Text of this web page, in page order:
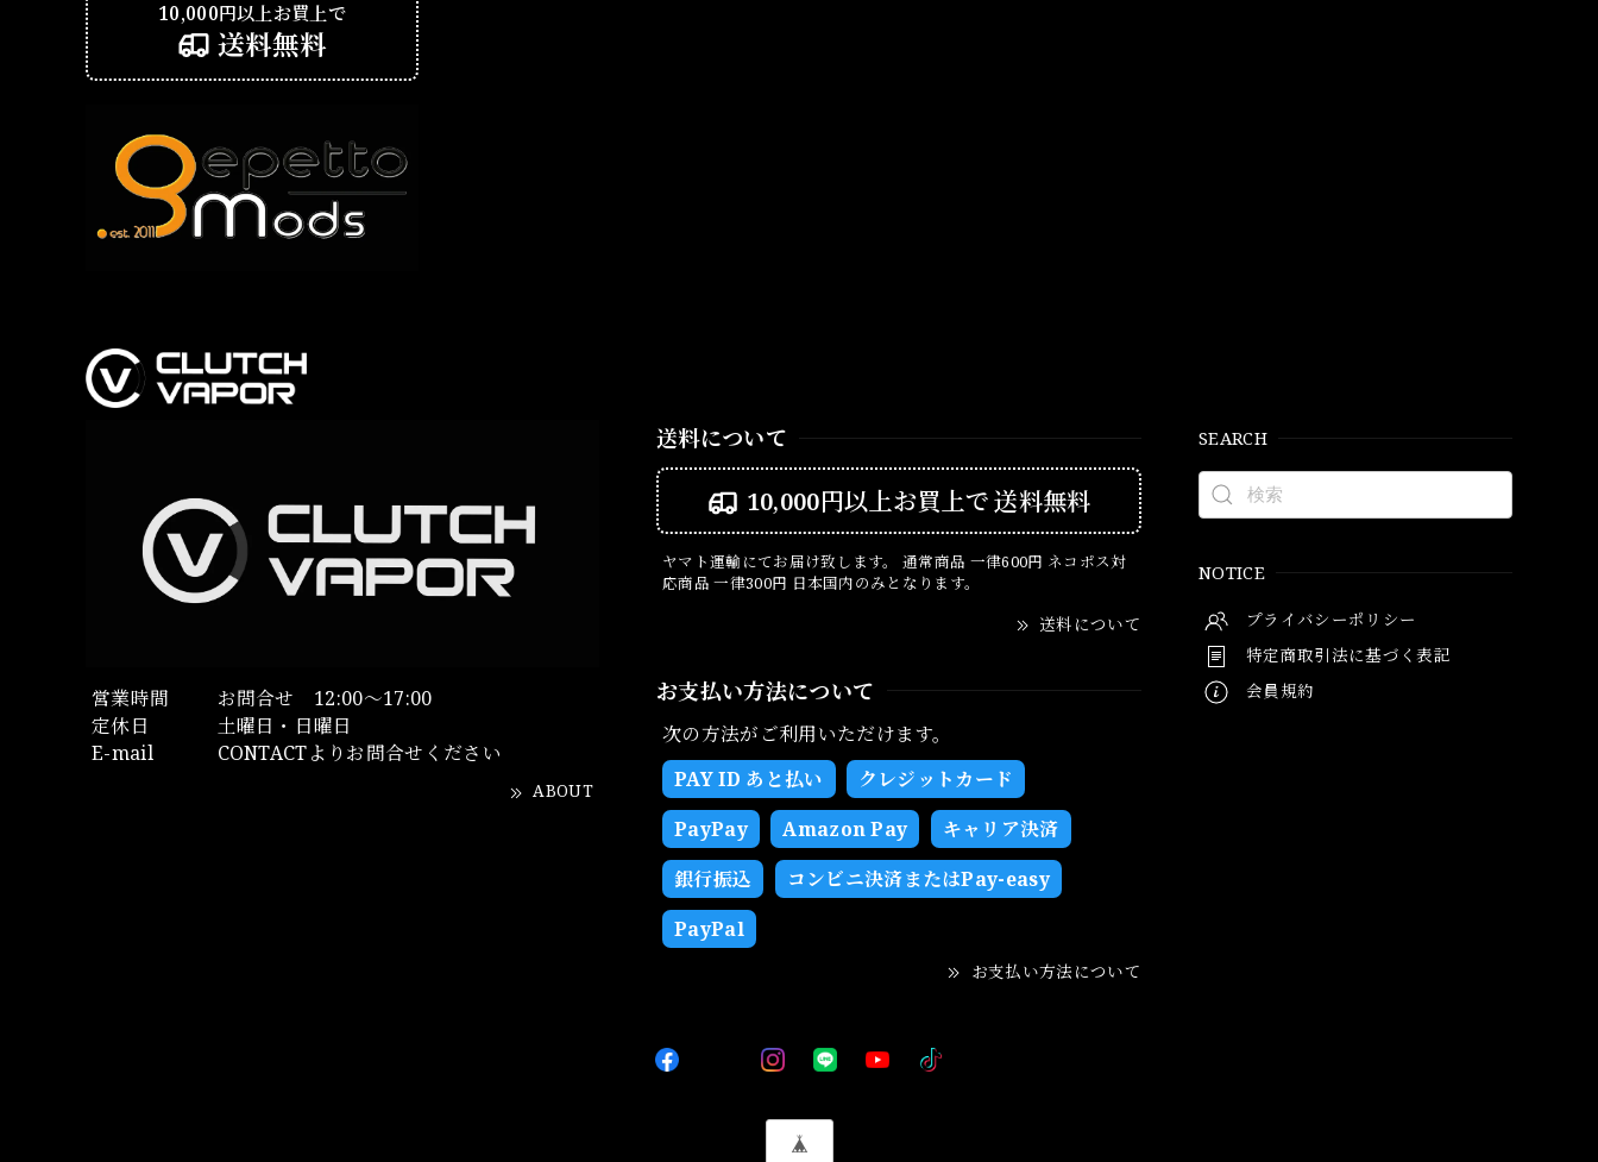
10,000円以上お買上で
送料無料
営業時間
お問合せ 12:00～17:00
定休日
土曜日・日曜日
E-mail
CONTACTよりお問合せください
ABOUT
送料について
10,000円以上お買上で送料無料
ヤマト運輸にてお届け致します。 通常商品 一律600円 ネコポス対
応商品 一律300円 日本国内のみとなります。
送料について
お支払い方法について
次の方法がご利用いただけます。
PAY ID あと払い
クレジットカード
PayPay
Amazon Pay
キャリア決済
銀行振込
コンビニ決済またはPay-easy
PayPal
お支払い方法について
SEARCH
NOTICE
プライバシーポリシー
特定商取引法に基づく表記
会員規約